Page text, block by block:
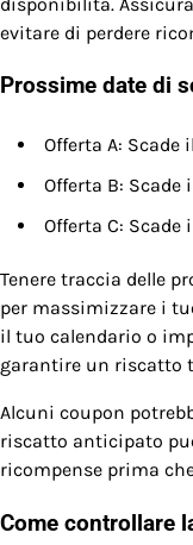
evitare di perdere
Prossime date di
Offerta A: Scade
Offerta B: Scade
Offerta C:
Tenere traccia delle
per massimizzare i
il tuo calendario o
garantire un riscatto
Alcuni coupon
riscatto anticipato
ricompense prima
Come controllare